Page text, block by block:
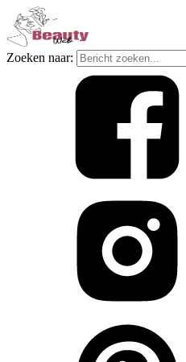
Zoeken naar: